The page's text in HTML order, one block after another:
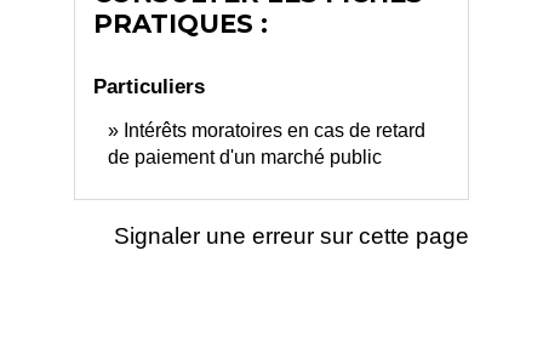
PRATIQUES :
Particuliers
Intérêts moratoires en cas de retard
de paiement d'un marché public
Signaler une erreur sur cette page